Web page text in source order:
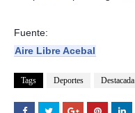
Fuente:
Aire Libre Acebal
Tags Deportes Destacada